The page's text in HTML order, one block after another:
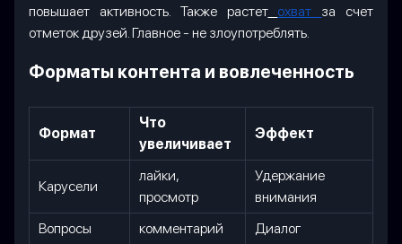
повышает активность. Также растет
охват за счет
отметок друзей. Главное - не злоупотреблять.
Форматы контента и вовлеченность
Формат
Что
увеличивает
Эффект
Карусели
лайки,
просмотр
Удержание
внимания
Вопросы
комментарий
Диалог